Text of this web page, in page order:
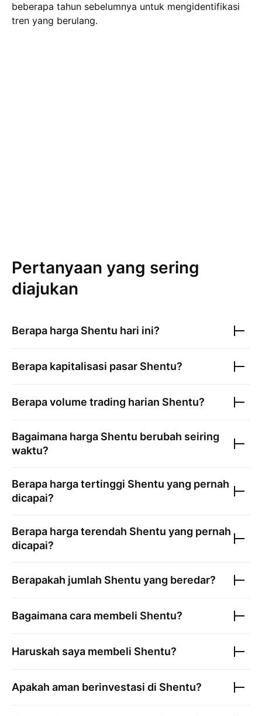
beberapa tahun sebelumnya untuk mengidentifikasi
tren yang berulang.
Pertanyaan yang sering
diajukan
Berapa harga Shentu hari ini?
Berapa kapitalisasi pasar Shentu?
Berapa volume trading harian Shentu?
Bagaimana harga Shentu berubah seiring
waktu?
Berapa harga tertinggi Shentu yang pernah
dicapai?
Berapa harga terendah Shentu yang pernah
dicapai?
Berapakah jumlah Shentu yang beredar?
Bagaimana cara membeli Shentu?
Haruskah saya membeli Shentu?
Apakah aman berinvestasi di Shentu?